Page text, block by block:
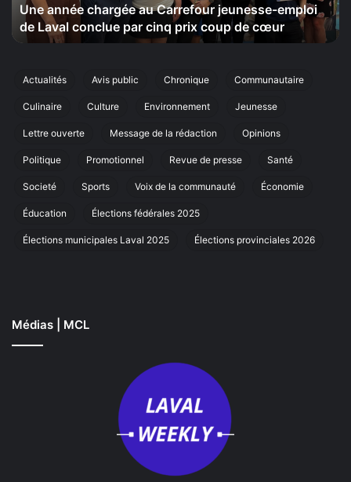
Laval
conclue
par
prix
de
Une année chargée au Carrefour jeunesse-emploi
de Laval conclue par cinq prix coup de cœur
Actualités Avis public Chronique Communautaire
Culinaire Culture Environnement Jeunesse
Lettre ouverte Message de la rédaction Opinions
Politique Promotionnel Revue de presse Santé
Societé Sports Voix de la communauté Économie
Éducation Élections fédérales 2025
Élections municipales Laval 2025 Élections provinciales 2026
Médias | MCL